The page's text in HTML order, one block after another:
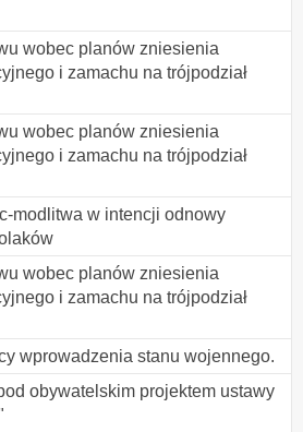
wobec planów zniesienia
i zamachu na trójpodział
wobec planów zniesienia
i zamachu na trójpodział
modlitwa w intencji odnowy
wobec planów zniesienia
i zamachu na trójpodział
wprowadzenia stanu wojennego.
obywatelskim projektem ustawy